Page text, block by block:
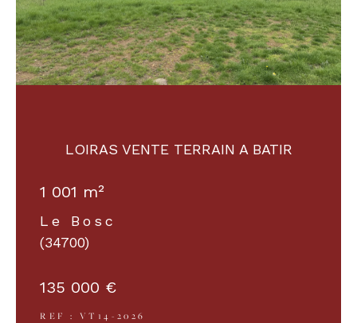
LOIRAS VENTE TERRAIN A BATIR
1 001 m²
Le Bosc
(34700)
135 000 €
REF : VT14-2026
Référence
AFFINER LES CRITÈRES
COUPS DE COEUR